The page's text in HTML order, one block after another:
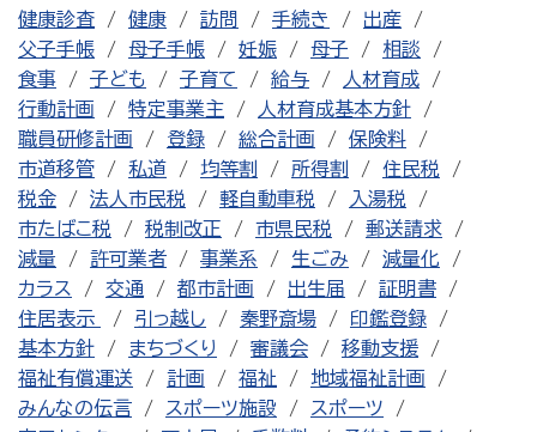
健康診査
健康 訪問 手続き
出産
父子手帳
母子手帳 妊娠 母子
相談
食事
子ども 子育て 給与
人材育成
行動計画
特定事業主
人材育成基本方針
職員研修計画
登録 総合計画
保険料
市道移管
私道 均等割 所得割
住民税
税金
法人市民税 軽自動車税
入湯税
市たばこ税
税制改正 市県民税
郵送請求
減量
許可業者 事業系 生ごみ
減量化
カラス
交通 都市計画 出生届
証明書
住居表示
引っ越し 秦野斎場
印鑑登録
基本方針
まちづくり 審議会
移動支援
福祉有償運送
計画 福祉
地域福祉計画
みんなの伝言
スポーツ施設
スポーツ